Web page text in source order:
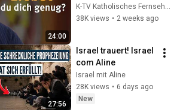
24:00
of Being a Christian
I Episode 1 I with Sr.
K-TV Katholisches Fernsehen
38K views • 2 weeks ago
27:56
Israel trauert! Israel
com Aline
Israel mit Aline
28K views • 6 days ago
New